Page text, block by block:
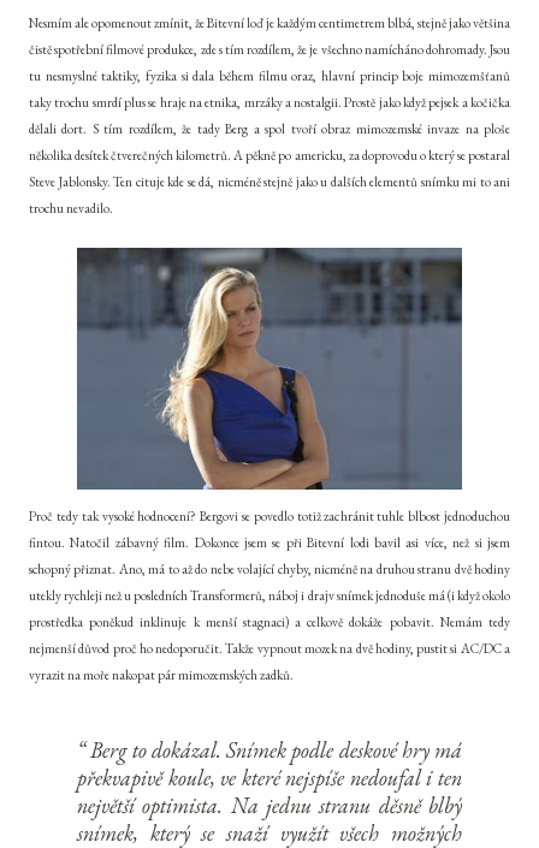
Nesmím ale opomenout zmínit, že Bitevní loď je každým centimetrem blbá, stejně jako většina
čistě spotřební filmové produkce, zde s tím rozdílem, že je všechno namícháno dohromady. Jsou
tu nesmyslné taktiky, fyzika si dala během filmu oraz, hlavní princip boje mimozemšťanů
taky trochu smrdí plus se hraje na etnika, mrzáky a nostalgii. Prostě jako když pejsek a kočička
dělali dort. S tím rozdílem, že tady Berg a spol tvoří obraz mimozemské invaze na ploše
několika desítek čtverečných kilometrů. A pěkně po americku, za doprovodu o který se postaral
Steve Jablonsky. Ten cituje kde se dá, nicméně stejně jako u dalších elementů snímku mi to ani
trochu nevadilo.
Proč tedy tak vysoké hodnocení? Bergovi se povedlo totiž zachránit tuhle blbost jednoduchou
fintou. Natočil zábavný film. Dokonce jsem se při Bitevní lodi bavil asi více, než si jsem
schopný přiznat. Ano, má to až do nebe volající chyby, nicméně na druhou stranu dvě hodiny
utekly rychleji než u posledních Transformerů, náboj i drajv snímek jednoduše má (i když okolo
prostředka poněkud inklinuje k menší stagnaci) a celkově dokáže pobavit. Nemám tedy
nejmenší důvod proč ho nedoporučit. Takže vypnout mozek na dvě hodiny, pustit si AC/DC a
vyrazit na moře nakopat pár mimozemských zadků.
Berg to dokázal. Snímek podle deskové hry má
překvapivě koule, ve které nejspíše nedoufal i ten
největší optimista. Na jednu stranu děsně blbý
snímek, který se snaží využít všech možných